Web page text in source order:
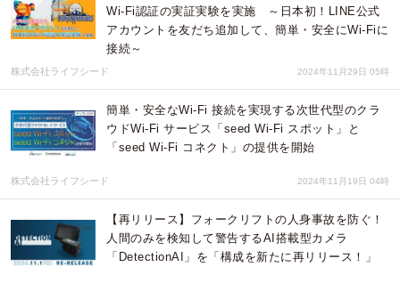
Wi-Fi認証の実証実験を実施 ～日本初！LINE公式
アカウントを友だち追加して、簡単・安全にWi-Fiに
接続～
株式会社ライフシード 2024年11月29日 05時
簡単・安全なWi-Fi 接続を実現する次世代型のクラ
ウドWi-Fi サービス「seed Wi-Fi スポット」と
「seed Wi-Fi コネクト」の提供を開始
株式会社ライフシード 2024年11月19日 04時
【再リリース】フォークリフトの人身事故を防ぐ！
人間のみを検知して警告するAI搭載型カメラ
「DetectionAI」を「構成を新たに再リリース！」